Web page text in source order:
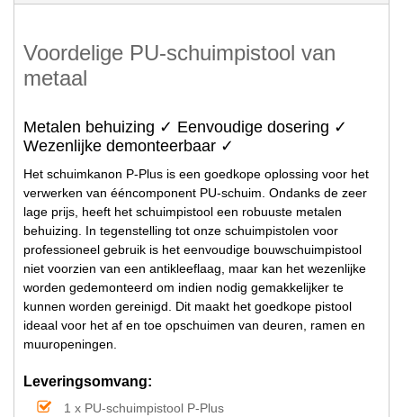
Voordelige PU-schuimpistool van
metaal
Metalen behuizing ✓ Eenvoudige dosering ✓
Wezenlijke demonteerbaar ✓
Het schuimkanon P-Plus is een goedkope oplossing voor het
verwerken van ééncomponent PU-schuim. Ondanks de zeer
lage prijs, heeft het schuimpistool een robuuste metalen
behuizing. In tegenstelling tot onze schuimpistolen voor
professioneel gebruik is het eenvoudige bouwschuimpistool
niet voorzien van een antikleeflaag, maar kan het wezenlijke
worden gedemonteerd om indien nodig gemakkelijker te
kunnen worden gereinigd. Dit maakt het goedkope pistool
ideaal voor het af en toe opschuimen van deuren, ramen en
muuropeningen.
Leveringsomvang:
1 x PU-schuimpistool P-Plus